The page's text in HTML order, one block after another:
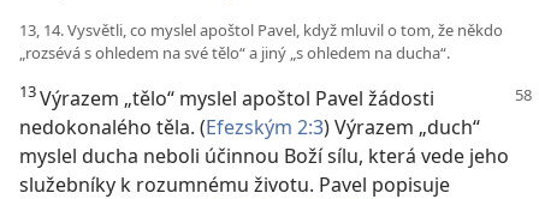
13, 14. Vysvětli, co myslel apoštol Pavel, když mluvil o tom, že někdo
„rozsévá s ohledem na své tělo“ a jiný „s ohledem na ducha“.
13Výrazem „tělo“ myslel apoštol Pavel žádosti
nedokonalého těla. (Efezským 2:3) Výrazem „duch“
myslel ducha neboli účinnou Boží sílu, která vede jeho
služebníky k rozumnému životu. Pavel popisuje